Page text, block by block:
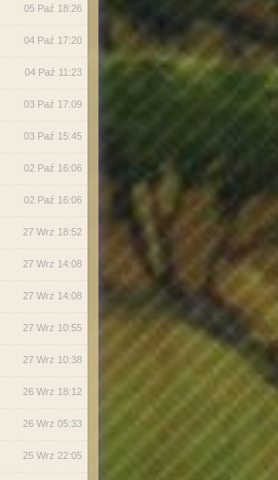
05 Paź 18:26
04 Paź 17:20
04 Paź 11:23
03 Paź 17:09
03 Paź 15:45
02 Paź 16:06
02 Paź 16:06
27 Wrz 18:52
27 Wrz 14:08
27 Wrz 14:08
27 Wrz 10:55
27 Wrz 10:38
26 Wrz 18:12
26 Wrz 05:33
25 Wrz 22:05